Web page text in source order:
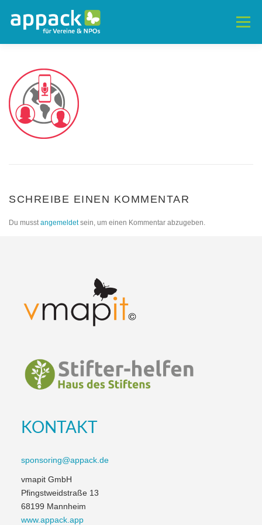
Inhalt
springen
Menü
TEILNAHMEBEDINGUNGEN
SCHREIBE EINEN KOMMENTAR
Du musstangemeldetsein, um einen Kommentar abzugeben.
KONTAKT
sponsoring@appack.de
vmapit GmbH
Pfingstweidstraße 13
68199 Mannheim
www.appack.app